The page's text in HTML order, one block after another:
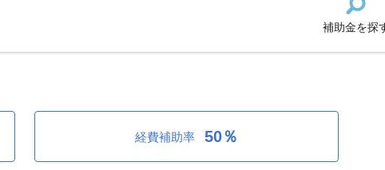
補助金を探
経費補助率 50％